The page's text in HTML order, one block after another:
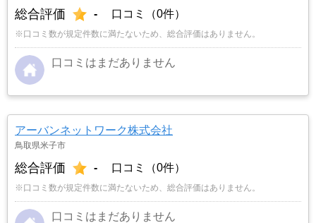
総合評価 - 口コミ（0件）
※口コミ数が規定件数に満たないため、総合評価はありません。
口コミはまだありません
アーバンネットワーク株式会社
鳥取県米子市
総合評価 - 口コミ（0件）
※口コミ数が規定件数に満たないため、総合評価はありません。
口コミはまだありません